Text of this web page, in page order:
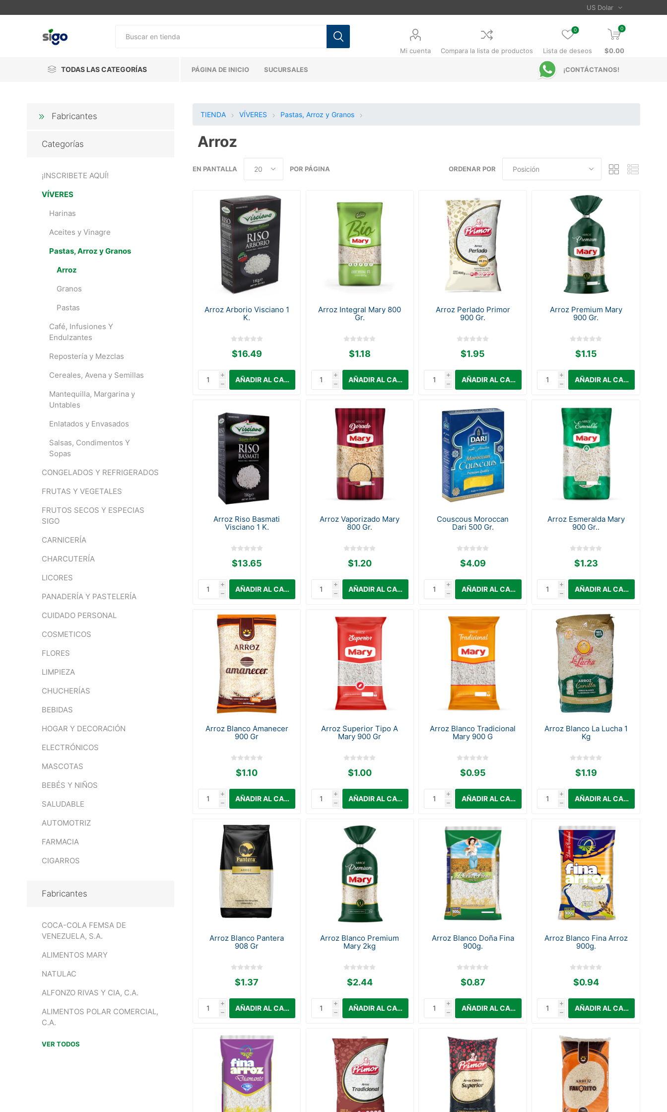
Mi cuenta Compara la lista de productos Lista de deseos
0 0
$0.00
TODAS LAS CATEGORÍAS PÁGINA DE INICIO SUCURSALES ¡CONTÁCTANOS!
TIENDA VÍVERES Pastas, Arroz y Granos
Arroz
ORDENAR POR
EN PANTALLA POR PÁGINA
Arroz Arborio Visciano 1
K.
$16.49
i
h
Arroz Integral Mary 800
Gr.
$1.18
i
h
Arroz Perlado Primor
900 Gr.
$1.95
i
h
Arroz Premium Mary
900 Gr.
$1.15
i
h
Arroz Riso Basmati
Visciano 1 K.
$13.65
i
h
Arroz Vaporizado Mary
800 Gr.
$1.20
i
h
Couscous Moroccan
Dari 500 Gr.
$4.09
i
h
Arroz Esmeralda Mary
900 Gr..
$1.23
i
h
Arroz Blanco Amanecer
900 Gr
$1.10
i
h
Arroz Superior Tipo A
Mary 900 Gr
$1.00
i
h
Arroz Blanco Tradicional
Mary 900 G
$0.95
i
h
Arroz Blanco La Lucha 1
Kg
$1.19
i
h
Arroz Blanco Pantera
908 Gr
$1.37
i
h
Arroz Blanco Premium
Mary 2kg
$2.44
i
h
Arroz Blanco Doña Fina
900g.
$0.87
i
h
Arroz Blanco Fina Arroz
900g.
$0.94
i
h
Fabricantes
Categorías
¡INSCRIBETE AQUÍ!
VÍVERES
Harinas
Aceites y Vinagre
Pastas, Arroz y Granos
Arroz
Granos
Pastas
Café, Infusiones Y
Endulzantes
Repostería y Mezclas
Cereales, Avena y Semillas
Mantequilla, Margarina y
Untables
Enlatados y Envasados
Salsas, Condimentos Y
Sopas
CONGELADOS Y REFRIGERADOS
FRUTAS Y VEGETALES
FRUTOS SECOS Y ESPECIAS
SIGO
CARNICERÍA
CHARCUTERÍA
LICORES
PANADERÍA Y PASTELERÍA
CUIDADO PERSONAL
COSMETICOS
FLORES
LIMPIEZA
CHUCHERÍAS
BEBIDAS
HOGAR Y DECORACIÓN
ELECTRÓNICOS
MASCOTAS
BEBÉS Y NIÑOS
SALUDABLE
AUTOMOTRIZ
FARMACIA
CIGARROS
Fabricantes
COCA-COLA FEMSA DE
VENEZUELA, S.A.
ALIMENTOS MARY
NATULAC
ALFONZO RIVAS Y CIA, C.A.
ALIMENTOS POLAR COMERCIAL,
C.A.
VER TODOS